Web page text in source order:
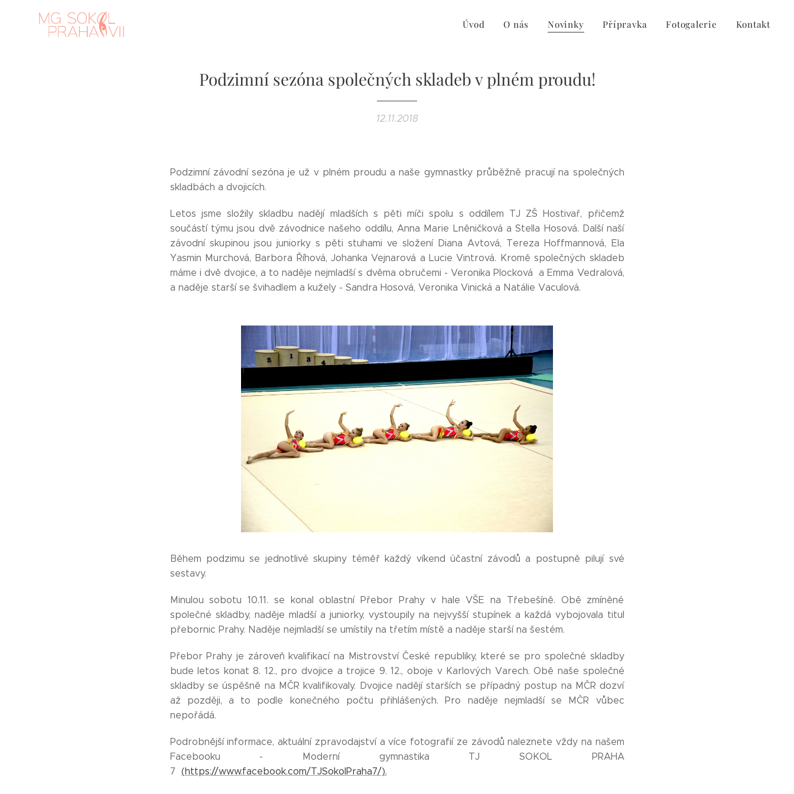
Úvod O nás Novinky Přípravka Fotogalerie Kontakt
Podzimní sezóna společných skladeb v plném proudu!
12.11.2018
Podzimní závodní sezóna je už v plném proudu a naše gymnastky průběžně pracují na společných
skladbách a dvojicích.
Letos jsme složily skladbu nadějí mladších s pěti míči spolu s oddílem TJ ZŠ Hostivař, přičemž
součástí týmu jsou dvě závodnice našeho oddílu, Anna Marie Lněničková a Stella Hosová. Další naší
závodní skupinou jsou juniorky s pěti stuhami ve složení Diana Avtová, Tereza Hoffmannová, Ela
Yasmin Murchová, Barbora Říhová, Johanka Vejnarová a Lucie Vintrová. Kromě společných skladeb
máme i dvě dvojice, a to naděje nejmladší s dvěma obručemi - Veronika Plocková a Emma Vedralová,
a naděje starší se švihadlem a kužely - Sandra Hosová, Veronika Vinická a Natálie Vaculová.
Během podzimu se jednotlivé skupiny téměř každý víkend účastní závodů a postupně pilují své
sestavy.
Minulou sobotu 10.11. se konal oblastní Přebor Prahy v hale VŠE na Třebešíně. Obě zmíněné
společné skladby, naděje mladší a juniorky, vystoupily na nejvyšší stupínek a každá vybojovala titul
přebornic Prahy. Naděje nejmladší se umístily na třetím místě a naděje starší na šestém.
Přebor Prahy je zároveň kvalifikací na Mistrovství České republiky, které se pro společné skladby
bude letos konat 8. 12., pro dvojice a trojice 9. 12., oboje v Karlových Varech. Obě naše společné
skladby se úspěšně na MČR kvalifikovaly. Dvojice nadějí starších se případný postup na MČR dozví
až později, a to podle konečného počtu přihlášených. Pro naděje nejmladší se MČR vůbec
nepořádá.
Podrobnější informace, aktuální zpravodajství a více fotografií ze závodů naleznete vždy na našem
Facebooku - Moderní gymnastika TJ SOKOL PRAHA
7 (https://www.facebook.com/TJSokolPraha7/).